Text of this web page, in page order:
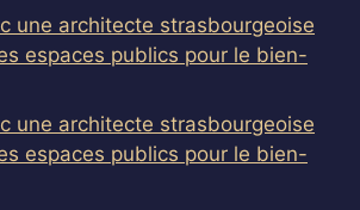
une architecte strasbourgeoise
espaces publics pour le bien-
une architecte strasbourgeoise
espaces publics pour le bien-